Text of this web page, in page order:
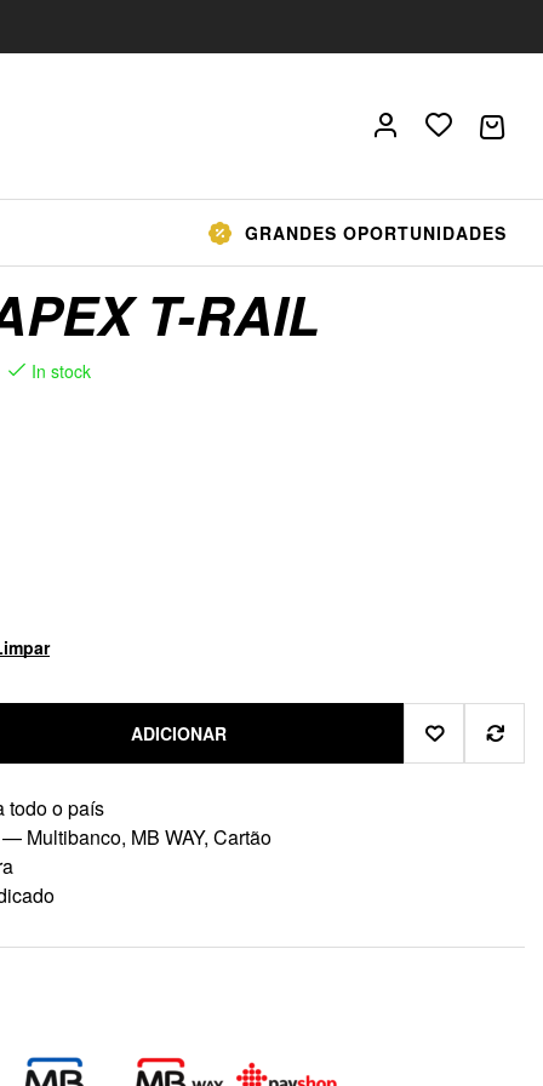
GRANDES OPORTUNIDADES
T-RAIL
In stock
ADICIONAR
todo o país
Multibanco, MB WAY, Cartão